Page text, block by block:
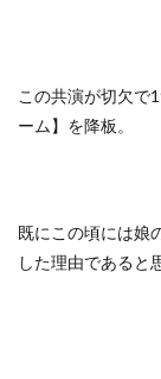
この共演が切欠で
ーム】を降板。
既にこの頃には娘
した理由であると